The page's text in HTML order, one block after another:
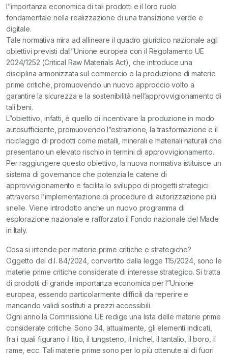
l”importanza economica di tali prodotti e il loro ruolo
fondamentale nella realizzazione di una transizione verde e
digitale.
Tale normativa mira ad allineare il quadro giuridico nazionale agli
obiettivi previsti dall”Unione europea con il Regolamento UE
2024/1252 (Critical Raw Materials Act), che introduce una
disciplina armonizzata sul commercio e la produzione di materie
prime critiche, promuovendo un nuovo approccio volto a
garantire la sicurezza e la sostenibilità nell’approvvigionamento di
tali beni.
L”obiettivo, infatti, è quello di incentivare la produzione in modo
autosufficiente, promuovendo l”estrazione, la trasformazione e il
riciclaggio di prodotti come metalli, minerali e materiali naturali che
presentano un elevato rischio in termini di approvvigionamento.
Per raggiungere questo obiettivo, la nuova normativa istituisce un
sistema di governance che potenzia le catene di
approvvigionamento e facilita lo sviluppo di progetti strategici
attraverso l’implementazione di procedure di autorizzazione più
snelle. Viene introdotto anche un nuovo programma di
esplorazione nazionale e rafforzato il Fondo nazionale del Made
in Italy.
Cosa si intende per materie prime critiche e strategiche?
Oggetto del d.l. 84/2024, convertito dalla legge 115/2024, sono le
materie prime critiche considerate di interesse strategico. Si tratta
di prodotti di grande importanza economica per l”Unione
europea, essendo particolarmente difficili da reperire e
mancando validi sostituti a prezzi accessibili.
Ogni anno la Commissione UE redige una lista delle materie prime
considerate critiche. Sono 34, attualmente, gli elementi indicati,
fra i quali figurano il litio, il tungsteno, il nichel, il tantalio, il boro, il
rame, ecc. Tali materie prime sono per lo più ottenute al di fuori